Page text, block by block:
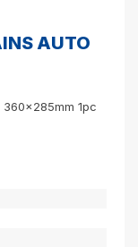
AUTO
Distributeur Essuie Mains Auto Cup Blanc 360x285mm 1pc